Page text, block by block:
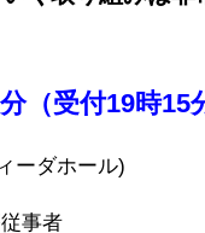
（受付19時15
ーダホール)
事者